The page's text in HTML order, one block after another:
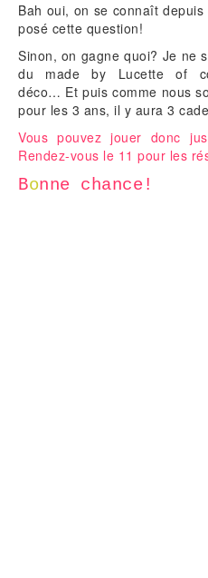
Bah oui, on se connaît
posé cette question!
Sinon, on gagne quoi? Je ne
du made by Lucette of
déco… Et puis comme nous
pour les 3 ans, il y aura 3
Vous pouvez jouer donc
Rendez-vous le 11 pour les
Bonne chance!